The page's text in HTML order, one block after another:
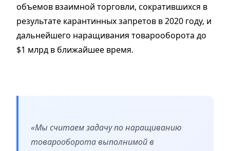
объемов взаимной торговли, сократившихся в
результате карантинных запретов в 2020 году, и
дальнейшего наращивания товарооборота до
$1 млрд в ближайшее время.
«Мы считаем задачу по наращиванию
товарооборота выполнимой в